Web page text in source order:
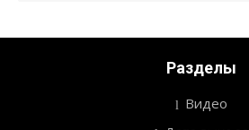
Разделы
Видео